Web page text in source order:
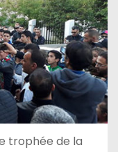
trophée de la